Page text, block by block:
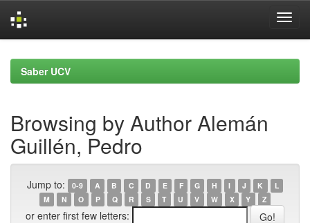
navigationSaber UCV
Browsing by Author Alemán
Guillén, Pedro
Jump to: 0-9 A B C D E F G H I J K
L
M
N O P Q R S T U V W X Y Z
or enter first few letters: